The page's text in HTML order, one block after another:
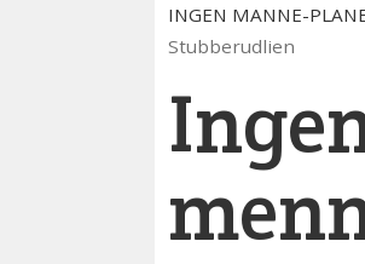
INGEN MANNE-
Stubberudlien